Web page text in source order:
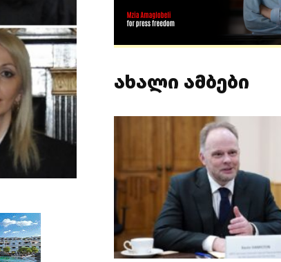
ახალი ამბები